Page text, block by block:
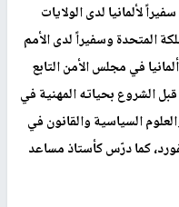
لألمانيا لدى الولايات
المتحدة وسفيراً لدى الأمم
في مجلس الأمن التابع
المتحدة في عامي 2011 و 2012. قبل الشروع بحياته المهنية في
السياسية والقانون في
كما درّس كأستاذ مساعد